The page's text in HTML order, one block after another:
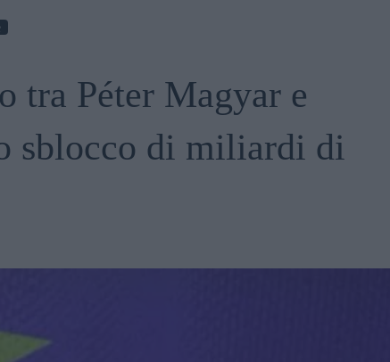
tra Péter Magyar e
sblocco di miliardi di